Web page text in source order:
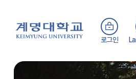
로그인